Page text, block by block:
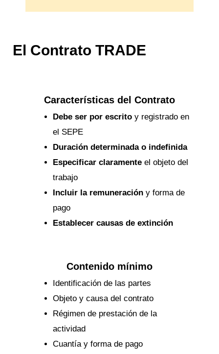
El Contrato TRADE
Características del Contrato
Debe ser por escritoy registrado en
el SEPE
Duración determinada o indefinida
Especificar claramenteel objeto del
trabajo
Incluir la remuneracióny forma de
pago
Establecer causas de extinción
Contenido mínimo
Identificación de las partes
Objeto y causa del contrato
Régimen de prestación de la
actividad
Cuantía y forma de pago